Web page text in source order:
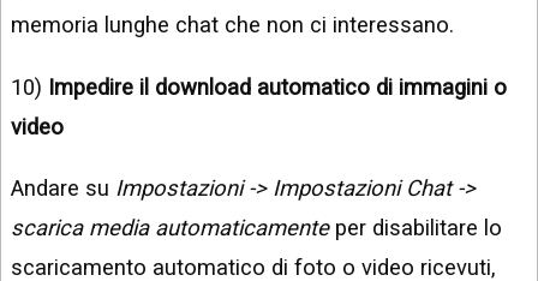
memoria lunghe chat che non ci interessano.
10) Impedire il download automatico di immagini o
video
Andare su Impostazioni -> Impostazioni Chat ->
scarica media automaticamenteper disabilitare lo
scaricamento automatico di foto o video ricevuti,